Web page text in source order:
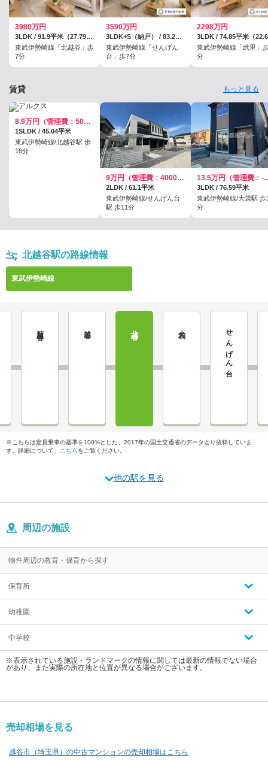
3980万円
3LDK / 91.9平米（27.79坪）（壁芯）
東武伊勢崎線「北越谷」歩
7分
3590万円
3LDK+S（納戸） / 83.28平米（25.19坪）（壁芯）
東武伊勢崎線「せんげん
台」歩7分
2298万円
東武伊勢崎線「武里」
分
賃貸 もっと見る
8.9万円（管理費：5000円）
1SLDK / 45.04平米
東武伊勢崎線/北越谷駅 歩
18分
9万円（管理費：4000円）
2LDK / 61.1平米
東武伊勢崎線/せんげん台
駅 歩11分
13.5万円
3LDK / 76.59平米
東武伊勢崎線/大袋駅 歩
分
北越谷駅の路線情報
東武伊勢崎線
せんげん台
※こちらは定員乗車の基準を100%とした、2017年の国土交通省のデータより抜粋していま
す。詳細について、
こちらをご覧ください。
他の駅を見る
周辺の施設
物件周辺の教育・保育から探す
保育所
幼稚園
中学校
※表示されている施設・ランドマークの情報に関しては最新の情報でない場合
があり、また実際の所在地と位置が異なる場合がございます。
売却相場を見る
越谷市（埼玉県）の中古マンションの売却相場はこちら